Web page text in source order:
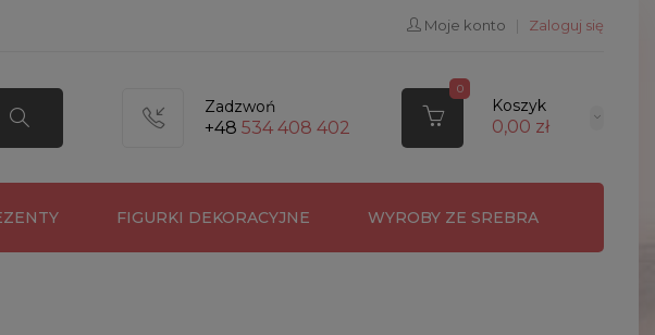
Moje konto Zaloguj się
Zadzwoń
+48 534 408 402
0
Koszyk
0,00 zł
FIGURKI DEKORACYJNE WYROBY ZE SREBRA